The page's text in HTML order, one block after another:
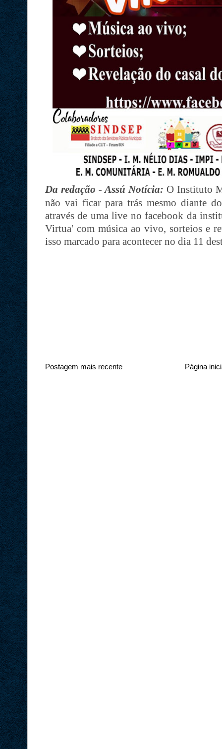
Da redação - Assú Notícia: O Instituto
não vai ficar para trás mesmo diante
através de uma live no facebook da
Virtua' com música ao vivo, sorteios e
isso marcado para acontecer no dia 11
Postagem mais recente Página